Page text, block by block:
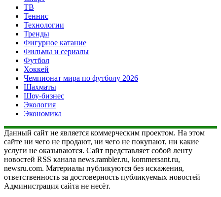
ТВ
Теннис
Технологии
Тренды
Фигурное катание
Фильмы и сериалы
Футбол
Хоккей
Чемпионат мира по футболу 2026
Шахматы
Шоу-бизнес
Экология
Экономика
Данный сайт не является коммерческим проектом. На этом
сайте ни чего не продают, ни чего не покупают, ни какие
услуги не оказываются. Сайт представляет собой ленту
новостей RSS канала news.rambler.ru, kommersant.ru,
newsru.com. Материалы публикуются без искажения,
ответственность за достоверность публикуемых новостей
Администрация сайта не несёт.